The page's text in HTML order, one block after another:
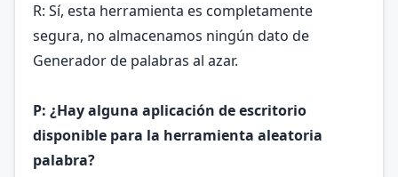
R: Sí, esta herramienta es completamente
segura, no almacenamos ningún dato de
Generador de palabras al azar.
P: ¿Hay alguna aplicación de escritorio
disponible para la herramienta aleatoria
palabra?